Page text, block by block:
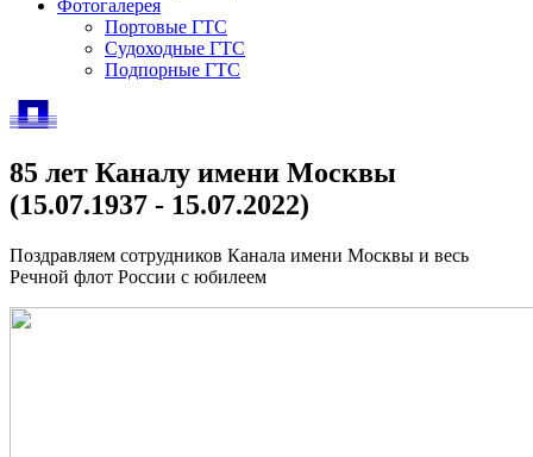
Фотогалерея
Портовые ГТС
Судоходные ГТС
Подпорные ГТС
85 лет Каналу имени Москвы
(15.07.1937 - 15.07.2022)
Поздравляем сотрудников Канала имени Москвы и весь
Речной флот России с юбилеем